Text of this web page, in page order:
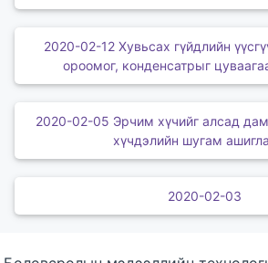
2020-02-12 Хувьсах гүйдлийн
ороомог, конденсатрыг
2020-02-05 Эрчим хүчийг алсад
хүчдэлийн шугам
2020-02-03